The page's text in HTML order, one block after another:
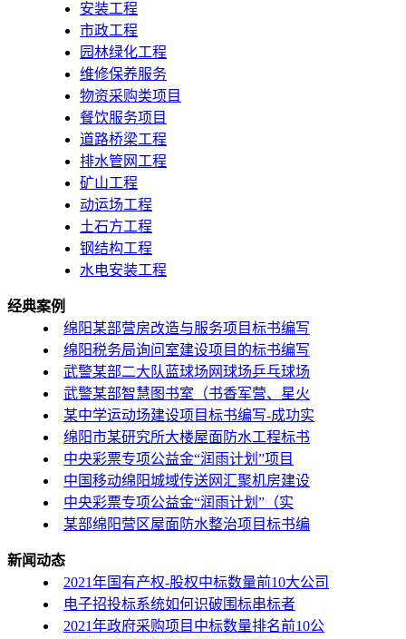
安装工程
市政工程
园林绿化工程
维修保养服务
物资采购类项目
餐饮服务项目
道路桥梁工程
排水管网工程
矿山工程
动运场工程
土石方工程
钢结构工程
水电安装工程
经典案例
绵阳某部营房改造与服务项目标书编写
绵阳税务局询问室建设项目的标书编写
武警某部二大队蓝球场网球场乒乓球场
武警某部智慧图书室（书香军营、星火
某中学运动场建设项目标书编写-成功实
绵阳市某研究所大楼屋面防水工程标书
中央彩票专项公益金“润雨计划”项目
中国移动绵阳城域传送网汇聚机房建设
中央彩票专项公益金“润雨计划”（实
某部绵阳营区屋面防水整治项目标书编
新闻动态
2021年国有产权-股权中标数量前10大公司
电子招投标系统如何识破围标串标者
2021年政府采购项目中标数量排名前10公